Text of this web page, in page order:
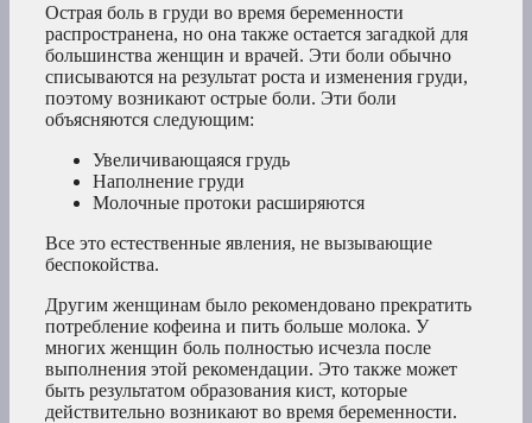
Острая боль в груди во время беременности
распространена, но она также остается загадкой для
большинства женщин и врачей. Эти боли обычно
списываются на результат роста и изменения груди,
поэтому возникают острые боли. Эти боли
объясняются следующим:
Увеличивающаяся грудь
Наполнение груди
Молочные протоки расширяются
Все это естественные явления, не вызывающие
беспокойства.
Другим женщинам было рекомендовано прекратить
потребление кофеина и пить больше молока. У
многих женщин боль полностью исчезла после
выполнения этой рекомендации. Это также может
быть результатом образования кист, которые
действительно возникают во время беременности.